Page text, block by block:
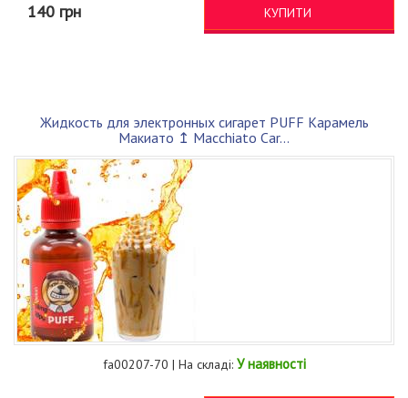
140 грн КУПИТИ
Жидкость для электронных сигарет PUFF Карамель
Макиато ↥ Macchiato Car...
fa00207-70 | На складі: У наявності